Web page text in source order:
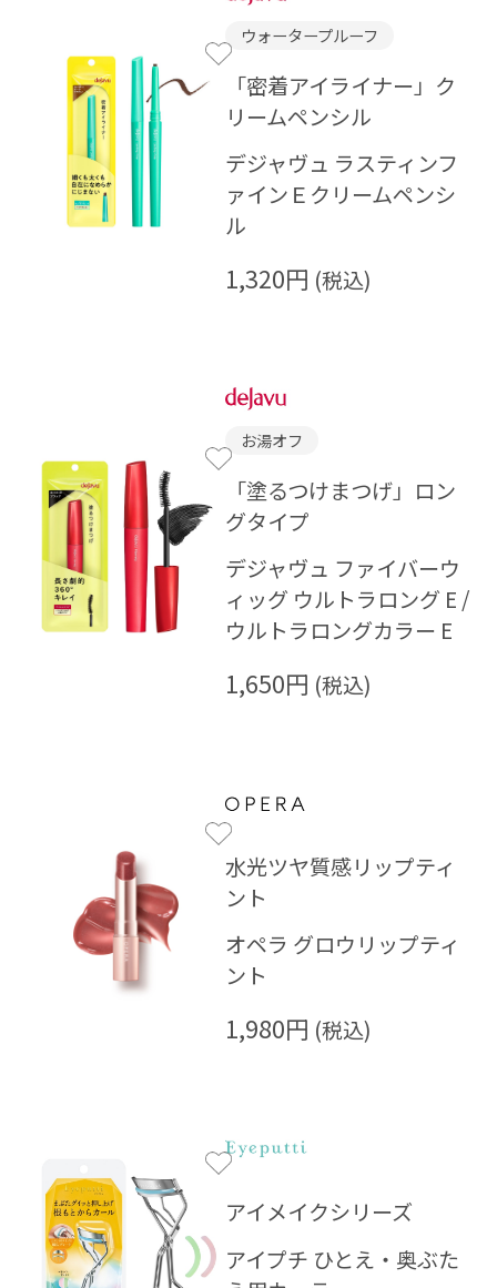
ウォータープルーフ
「密着アイライナー」ク
リームペンシル
デジャヴュ ラスティンフ
ァインＥクリームペンシ
ル
1,320円
お湯オフ
「塗るつけまつげ」ロン
グタイプ
デジャヴュ ファイバーウ
ィッグ ウルトラロング E /
ウルトラロングカラー E
1,650円
水光ツヤ質感リップティ
ント
オペラ グロウリップティ
ント
1,980円
アイメイクシリーズ
アイプチ ひとえ・奥ぶた